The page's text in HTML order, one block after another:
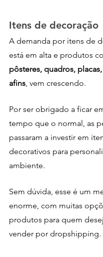
Itens de decoração
A demanda por itens de
está em alta e produtos
pôsteres, quadros,
afins , vem crescendo.
Por ser obrigado a ficar
tempo que o normal, as
passaram a investir em
decorativos para
ambiente.
Sem dúvida, esse é um
enorme, com muitas
produtos para quem
vender por dropshipping.